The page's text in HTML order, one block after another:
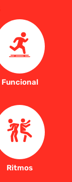
Funcional
Ritmos